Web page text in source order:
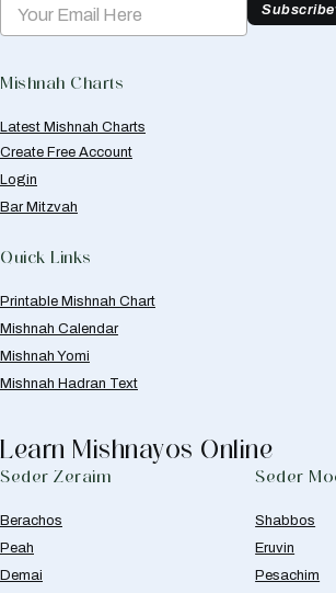
Subscribe
Mishnah Charts
Latest Mishnah Charts
Create Free Account
Login
Bar Mitzvah
Quick Links
Printable Mishnah Chart
Mishnah Calendar
Mishnah Yomi
Mishnah Hadran Text
Learn Mishnayos Online
Seder Zeraim
Berachos
Peah
Demai
Seder
Shabbos
Eruvin
Pesachim